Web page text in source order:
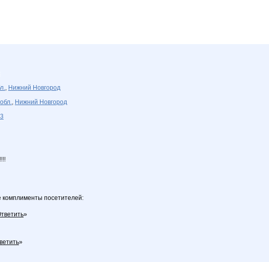
, Нижний Новгород
, Нижний Новгород
комплименты посетителей:
»
»